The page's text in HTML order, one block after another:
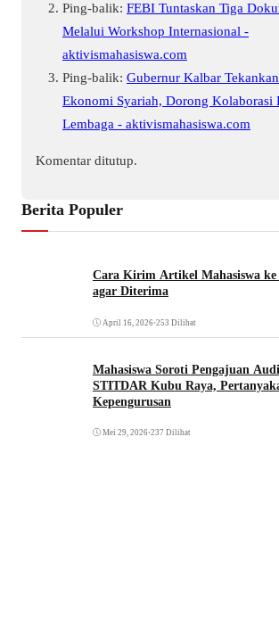
Ping-balik: FEBI Tuntaskan Tiga
Melalui Workshop Internasional -
aktivismahasiswa.com
Ping-balik: Gubernur Kalbar
Ekonomi Syariah, Dorong Kolaborasi
Lembaga - aktivismahasiswa.com
Komentar ditutup.
Berita Populer
Cara Kirim Artikel Mahasiswa
agar Diterima
April 16, 2026•253 Dilihat
Mahasiswa Soroti Pengajuan
STITDAR Kubu Raya,
Kepengurusan
Mei 29, 2026•237 Dilihat